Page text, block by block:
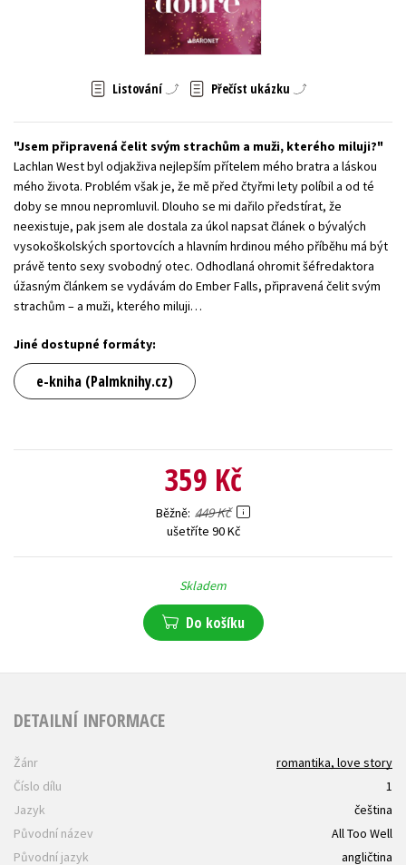
Zahraniční literatura
Listování Přečíst ukázku
Jsem připravená čelit svým strachům a muži, kterého miluji?
Lachlan West byl odjakživa nejlepším přítelem mého bratra a láskou
mého života. Problém však je, že mě před čtyřmi lety políbil a od té
doby se mnou nepromluvil. Dlouho se mi dařilo předstírat, že
neexistuje, pak jsem ale dostala za úkol napsat článek o bývalých
vysokoškolských sportovcích a hlavním hrdinou mého příběhu má být
právě tento sexy svobodný otec. Odhodlaná ohromit šéfredaktora
úžasným článkem se vydávám do Ember Falls, připravená čelit svým
strachům – a muži, kterého miluji…
Jiné dostupné formáty:
e-kniha (Palmknihy.cz)
359 Kč
Běžně 449 Kč
ušetříte 90 Kč
Skladem
Do košíku
DETAILNÍ INFORMACE
Žánr
romantika, love story
Číslo dílu
1
Jazyk
čeština
Původní název
All Too Well
Původní jazyk
angličtina